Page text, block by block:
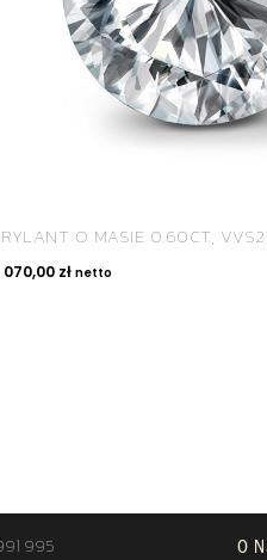
O MASIE 0.60CT,
070,00 zł netto
995
O